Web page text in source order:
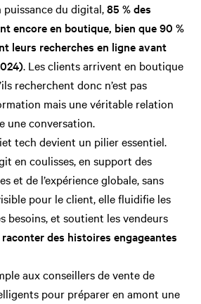
puissance du digital,85 % des
encore en boutique, bien que 90 %
leurs recherches en ligne avant
. Les clients arrivent en boutique
recherchent donc n’est pas
mais une véritable relation
une conversation.
tech devient un pilier essentiel.
en coulisses, en support des
et de l’expérience globale, sans
pour le client, elle fluidifie les
besoins, et soutient les vendeurs
raconter des histoires engageantes
aux conseillers de vente de
pour préparer en amont une